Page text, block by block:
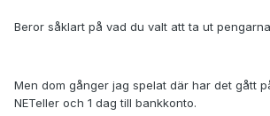
Beror såklart på vad du valt att ta ut
Men dom gånger jag spelat där har det gått
NETeller och 1 dag till bankkonto.